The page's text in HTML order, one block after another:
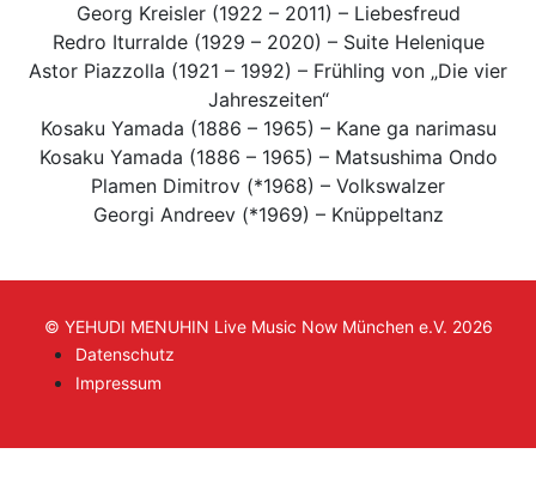
Georg Kreisler (1922 – 2011) – Liebesfreud
Redro Iturralde (1929 – 2020) – Suite Helenique
Astor Piazzolla (1921 – 1992) – Frühling von „Die vier
Jahreszeiten“
Kosaku Yamada (1886 – 1965) – Kane ga narimasu
Kosaku Yamada (1886 – 1965) – Matsushima Ondo
Plamen Dimitrov (*1968) – Volkswalzer
Georgi Andreev (*1969) – Knüppeltanz
© YEHUDI MENUHIN Live Music Now München e.V. 2026
Datenschutz
Impressum